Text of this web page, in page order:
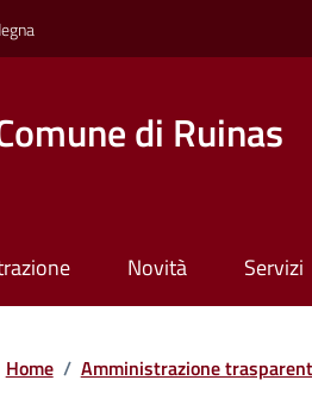
di Ruinas
Novità Servizi
Home / Amministrazione